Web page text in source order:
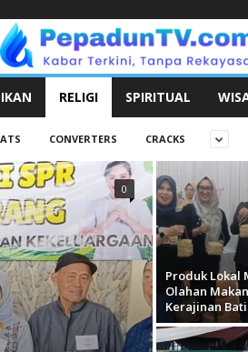
RELIGI SPIRITUAL
CONVERTERS CRACKS
0
Produk Lokal
Olahan
Kerajinan